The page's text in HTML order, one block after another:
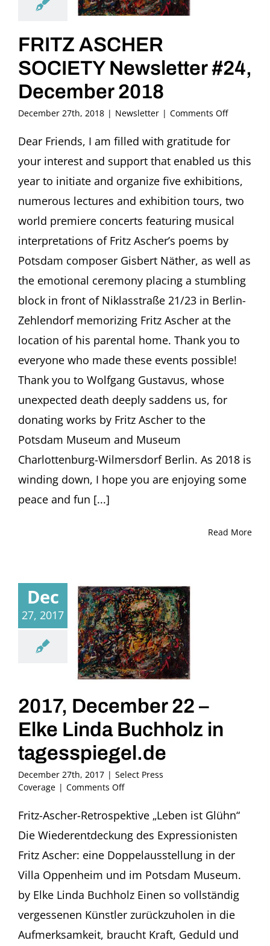
FRITZ ASCHER
SOCIETY Newsletter #24,
December 2018
December 27th, 2018 | Newsletter | Comments Offon
ASCHER
December
2018
Dear Friends, I am filled with gratitude for
your interest and support that enabled us this
year to initiate and organize five exhibitions,
numerous lectures and exhibition tours, two
world premiere concerts featuring musical
interpretations of Fritz Ascher’s poems by
Potsdam composer Gisbert Näther, as well as
the emotional ceremony placing a stumbling
block in front of Niklasstraße 21/23 in Berlin-
Zehlendorf memorizing Fritz Ascher at the
location of his parental home. Thank you to
everyone who made these events possible!
Thank you to Wolfgang Gustavus, whose
unexpected death deeply saddens us, for
donating works by Fritz Ascher to the
Potsdam Museum and Museum
Charlottenburg-Wilmersdorf Berlin. As 2018 is
winding down, I hope you are enjoying some
peace and fun [...]
Read More
Dec
27, 2017
2017, December 22 –
Elke Linda Buchholz in
tagesspiegel.de
December 27th, 2017 | Select Press
Coverage | Comments Offon
December
–
Linda
Buchholz
tagesspiegel.de
Fritz-Ascher-Retrospektive „Leben ist Glühn“
Die Wiederentdeckung des Expressionisten
Fritz Ascher: eine Doppelausstellung in der
Villa Oppenheim und im Potsdam Museum.
by Elke Linda Buchholz Einen so vollständig
vergessenen Künstler zurückzuholen in die
Aufmerksamkeit, braucht Kraft, Geduld und